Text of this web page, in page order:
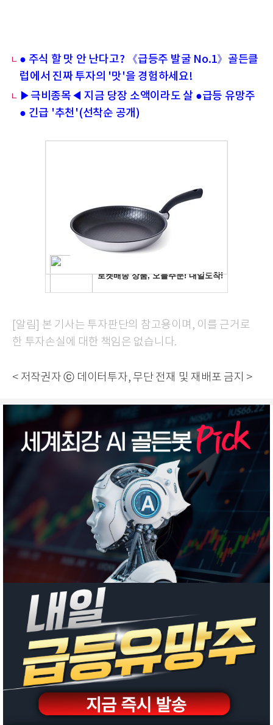
● 주식 할 맛 안 난다고? 《급등주 발굴 No.1》골든클
럽에서 진짜 투자의 '맛'을 경험하세요!
▶극비종목◀ 지금 당장 소액이라도 살 ●급등 유망주
● 긴급 '추천'(선착순 공개)
[알림] 본 기사는 투자판단의 참고용이며, 이를 근거로
한 투자손실에 대한 책임은 없습니다.
< 저작권자 ⓒ 데이터투자, 무단 전재 및 재배포 금지 >